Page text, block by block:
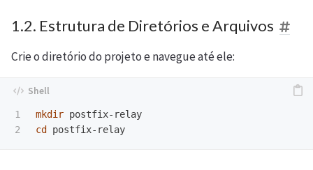
1.2. Estrutura de Diretórios e Arquivos
Crie o diretório do projeto e navegue até ele:
1
mkdir
cd